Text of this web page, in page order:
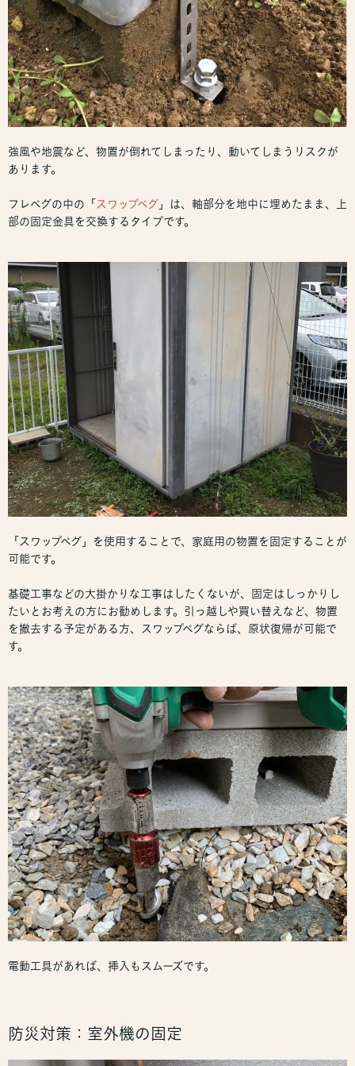
強風や地震など、物置が倒れてしまったり、動いてしまうリスクが
あります。
フレペグの中の「 スワップペグ 」は、軸部分を地中に埋めたまま、上
部の固定金具を交換するタイプです。
「スワップペグ」を使用することで、家庭用の物置を固定することが
可能です。
基礎工事などの大掛かりな工事はしたくないが、固定はしっかりし
たいとお考えの方にお勧めします。引っ越しや買い替えなど、物置
を撤去する予定がある方、スワップペグならば、原状復帰が可能で
す。
電動工具があれば、挿入もスムーズです。
防災対策：室外機の固定